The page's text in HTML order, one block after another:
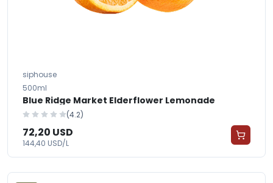
siphouse
500ml
Blue Ridge Market Elderflower Lemonade
(4.2)
72,20 USD
144,40 USD/L